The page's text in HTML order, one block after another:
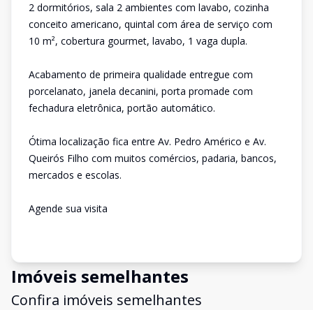
2 dormitórios, sala 2 ambientes com lavabo, cozinha
conceito americano, quintal com área de serviço com
10 m², cobertura gourmet, lavabo, 1 vaga dupla.
Acabamento de primeira qualidade entregue com
porcelanato, janela decanini, porta promade com
fechadura eletrônica, portão automático.
Ótima localização fica entre Av. Pedro Américo e Av.
Queirós Filho com muitos comércios, padaria, bancos,
mercados e escolas.
Agende sua visita
Imóveis semelhantes
Confira imóveis semelhantes